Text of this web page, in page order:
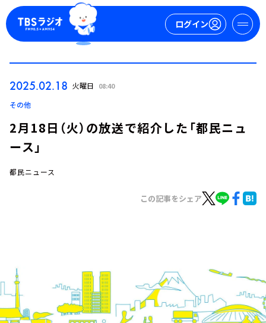
ログイン
イベント・グッズ
YouTube
会社情報
2025.02.18 火曜日 08:40
その他
2月18日（火）の放送で紹介した「都民ニュ
ース」
都民ニュース
この記事をシェア